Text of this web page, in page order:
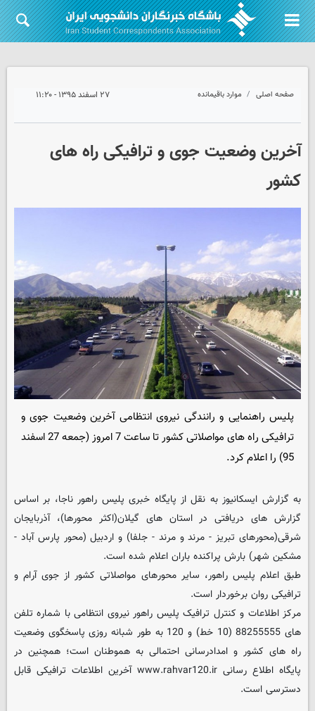
صفحه اصلی موارد باقیمانده ۲۷ اسفند ۱۳۹۵ - ۱۱:۲۰
آخرین وضعیت جوی و ترافیکی راه های
کشور
پلیس راهنمایی و رانندگی نیروی انتظامی آخرین وضعیت جوی و
ترافیکی راه های مواصلاتی کشور تا ساعت 7 امروز (جمعه 27 اسفند
95) را اعلام کرد.
به گزارش ایسکانیوز به نقل از پایگاه خبری پلیس راهور ناجا، بر اساس
گزارش های دریافتی در استان های گیلان(اکثر محورها)، آذربایجان
شرقی(محورهای تبریز - مرند و مرند - جلفا) و اردبیل (محور پارس آباد -
مشکین شهر) بارش پراکنده باران اعلام شده است.
طبق اعلام پلیس راهور، سایر محورهای مواصلاتی کشور از جوی آرام و
ترافیکی روان برخوردار است.
مرکز اطلاعات و کنترل ترافیک پلیس راهور نیروی انتظامی با شماره تلفن
های 88255555 (10 خط) و 120 به طور شبانه روزی پاسخگوی وضعیت
راه های کشور و امدادرسانی احتمالی به هموطنان است؛ همچنین در
پایگاه اطلاع رسانی www.rahvar120.ir آخرین اطلاعات ترافیکی قابل
دسترسی است.